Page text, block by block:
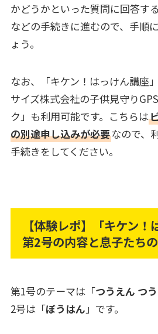
かどうかといった質問に回答す
などの手続きに進むので、手順
ょう。
なお、「キケン！はっけん講座
サイズ株式会社の子供見守り
ク」も利用可能です。こちらは
の別途申し込みが必要なので、
手続きをしてください。
【体験レポ】「キケン！
第2号の内容と息子たち
第1号のテーマは「つうえん つ
2号は「ぼうはん」です。